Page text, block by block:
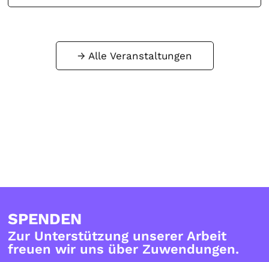
Alle Veranstaltungen
SPENDEN
Zur Unterstützung unserer Arbeit
freuen wir uns über Zuwendungen.